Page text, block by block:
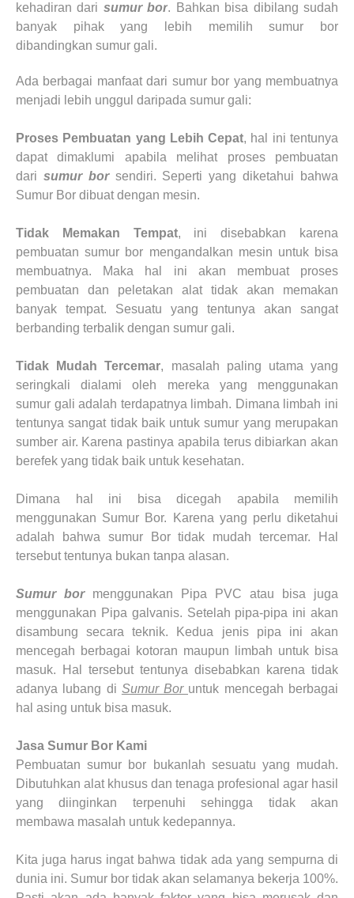
kehadiran dari sumur bor. Bahkan bisa dibilang sudah
banyak pihak yang lebih memilih sumur bor
dibandingkan sumur gali.
Ada berbagai manfaat dari sumur bor yang membuatnya
menjadi lebih unggul daripada sumur gali:
Proses Pembuatan yang Lebih Cepat, hal ini tentunya
dapat dimaklumi apabila melihat proses pembuatan
dari sumur bor sendiri. Seperti yang diketahui bahwa
Sumur Bor dibuat dengan mesin.
Tidak Memakan Tempat, ini disebabkan karena
pembuatan sumur bor mengandalkan mesin untuk bisa
membuatnya. Maka hal ini akan membuat proses
pembuatan dan peletakan alat tidak akan memakan
banyak tempat. Sesuatu yang tentunya akan sangat
berbanding terbalik dengan sumur gali.
Tidak Mudah Tercemar, masalah paling utama yang
seringkali dialami oleh mereka yang menggunakan
sumur gali adalah terdapatnya limbah. Dimana limbah ini
tentunya sangat tidak baik untuk sumur yang merupakan
sumber air. Karena pastinya apabila terus dibiarkan akan
berefek yang tidak baik untuk kesehatan.
Dimana hal ini bisa dicegah apabila memilih
menggunakan Sumur Bor. Karena yang perlu diketahui
adalah bahwa sumur Bor tidak mudah tercemar. Hal
tersebut tentunya bukan tanpa alasan.
Sumur bor menggunakan Pipa PVC atau bisa juga
menggunakan Pipa galvanis. Setelah pipa-pipa ini akan
disambung secara teknik. Kedua jenis pipa ini akan
mencegah berbagai kotoran maupun limbah untuk bisa
masuk. Hal tersebut tentunya disebabkan karena tidak
adanya lubang di Sumur Bor untuk mencegah berbagai
hal asing untuk bisa masuk.
Jasa Sumur Bor Kami
Pembuatan sumur bor bukanlah sesuatu yang mudah.
Dibutuhkan alat khusus dan tenaga profesional agar hasil
yang diinginkan terpenuhi sehingga tidak akan
membawa masalah untuk kedepannya.
Kita juga harus ingat bahwa tidak ada yang sempurna di
dunia ini. Sumur bor tidak akan selamanya bekerja 100%.